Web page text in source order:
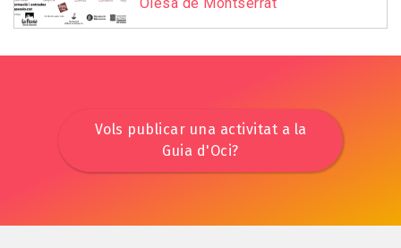
Vols publicar una activitat a la
Guia d'Oci?